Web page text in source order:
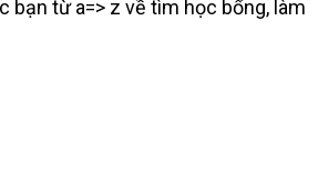
bạn từ a=> z về tìm học bổng, làm